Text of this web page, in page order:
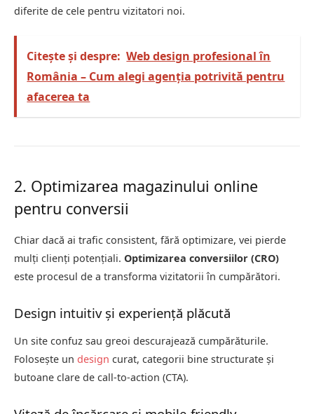
diferite de cele pentru vizitatori noi.
Citește și despre: Web design profesional în
România – Cum alegi agenția potrivită pentru
afacerea ta
2. Optimizarea magazinului online
pentru conversii
Chiar dacă ai trafic consistent, fără optimizare, vei pierde
mulți clienți potențiali. Optimizarea conversiilor (CRO)
este procesul de a transforma vizitatorii în cumpărători.
Design intuitiv și experiență plăcută
Un site confuz sau greoi descurajează cumpărăturile.
Folosește un design curat, categorii bine structurate și
butoane clare de call-to-action (CTA).